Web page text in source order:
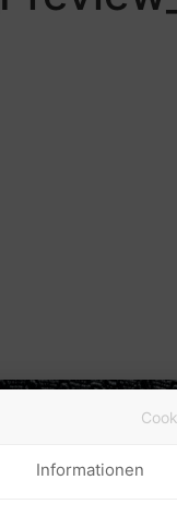
Informationen